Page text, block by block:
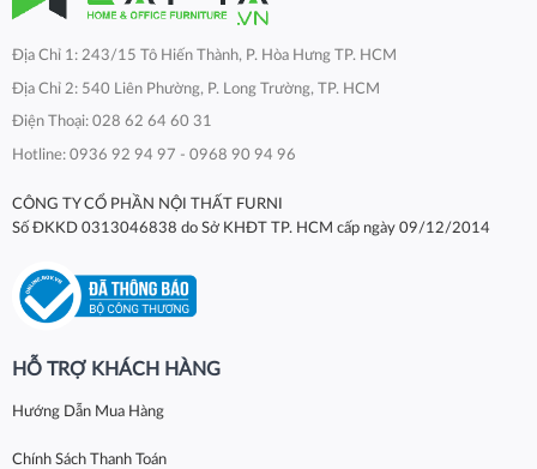
Địa Chỉ 1: 243/15 Tô Hiến Thành, P. Hòa Hưng TP. HCM
Địa Chỉ 2: 540 Liên Phường, P. Long Trường, TP. HCM
Điện Thoại: 028 62 64 60 31
Hotline: 0936 92 94 97 - 0968 90 94 96
CÔNG TY CỔ PHẦN NỘI THẤT FURNI
Số ĐKKD 0313046838 do Sở KHĐT TP. HCM cấp ngày 09/12/2014
HỖ TRỢ KHÁCH HÀNG
Hướng Dẫn Mua Hàng
Chính Sách Thanh Toán